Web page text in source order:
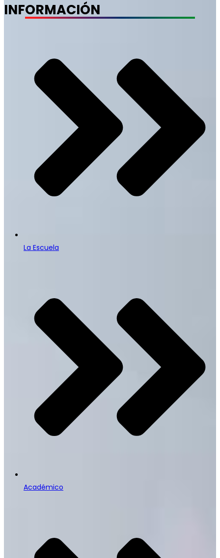
INFORMACIÓN
La Escuela
Académico